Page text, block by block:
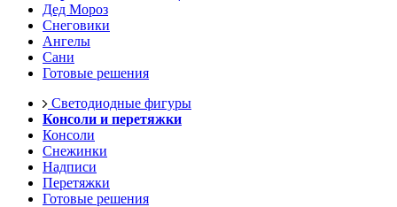
Дед Мороз
Снеговики
Ангелы
Сани
Готовые решения
Светодиодные фигуры
Консоли и перетяжки
Консоли
Снежинки
Надписи
Перетяжки
Готовые решения